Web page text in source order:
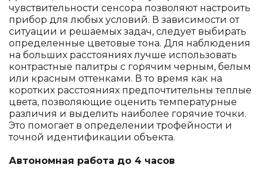
чувствительности сенсора позволяют настроить
прибор для любых условий. В зависимости от
ситуации и решаемых задач, следует выбирать
определенные цветовые тона. Для наблюдения
на больших расстояниях лучше использовать
контрастные палитры с горячим черным, белым
или красным оттенками. В то время как на
коротких расстояниях предпочтительны теплые
цвета, позволяющие оценить температурные
различия и выделить наиболее горячие точки.
Это помогает в определении трофейности и
точной идентификации объекта.
Автономная работа до 4 часов